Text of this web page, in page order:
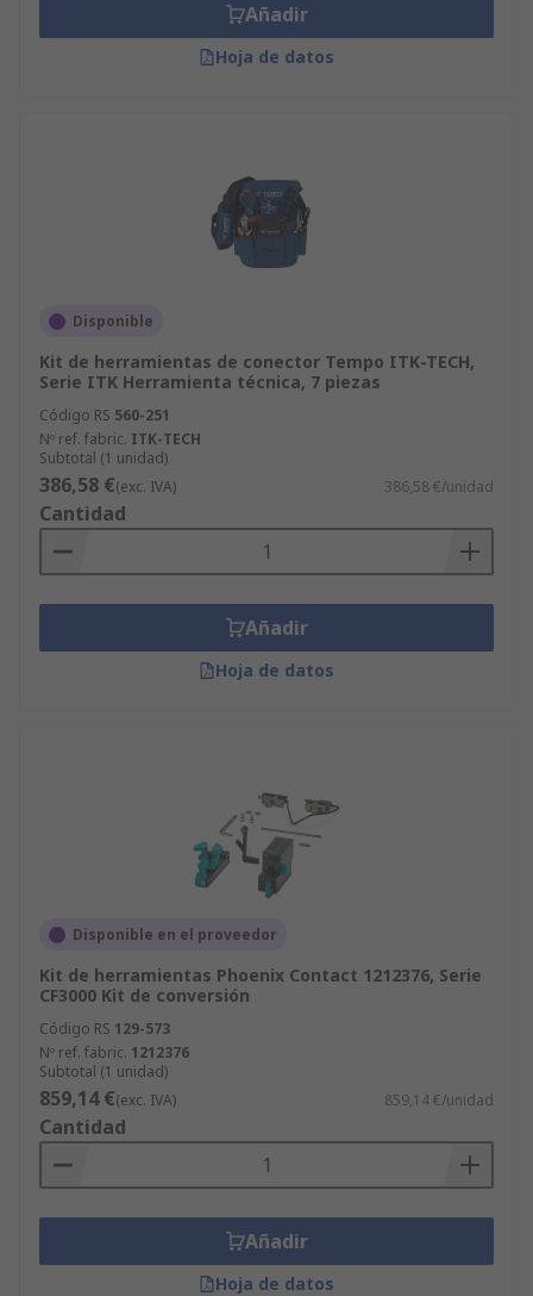
Añadir
Hoja de datos
Disponible
Kit de herramientas de conector Tempo ITK-TECH,
Serie ITK Herramienta técnica, 7 piezas
Código RS 560-251
Nº ref. fabric. ITK-TECH
Subtotal (1 unidad)
386,58 €(exc. IVA) 386,58 €/unidad
Cantidad
Añadir
Hoja de datos
Disponible en el proveedor
Kit de herramientas Phoenix Contact 1212376, Serie
CF3000 Kit de conversión
Código RS 129-573
Nº ref. fabric. 1212376
Subtotal (1 unidad)
859,14 €(exc. IVA) 859,14 €/unidad
Cantidad
Añadir
Hoja de datos